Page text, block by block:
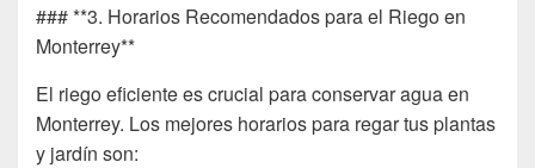
### **3. Horarios Recomendados para el Riego en
Monterrey**
El riego eficiente es crucial para conservar agua en
Monterrey. Los mejores horarios para regar tus plantas
y jardín son: